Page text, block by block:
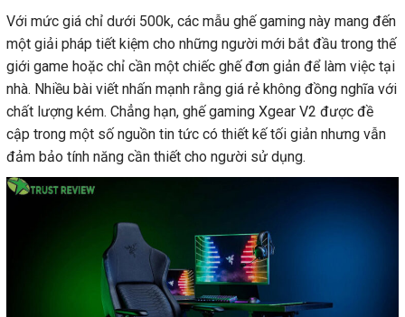
Với mức giá chỉ dưới 500k, các mẫu ghế gaming này mang đến
một giải pháp tiết kiệm cho những người mới bắt đầu trong thế
giới game hoặc chỉ cần một chiếc ghế đơn giản để làm việc tại
nhà. Nhiều bài viết nhấn mạnh rằng giá rẻ không đồng nghĩa với
chất lượng kém. Chẳng hạn, ghế gaming Xgear V2 được đề
cập trong một số nguồn tin tức có thiết kế tối giản nhưng vẫn
đảm bảo tính năng cần thiết cho người sử dụng.